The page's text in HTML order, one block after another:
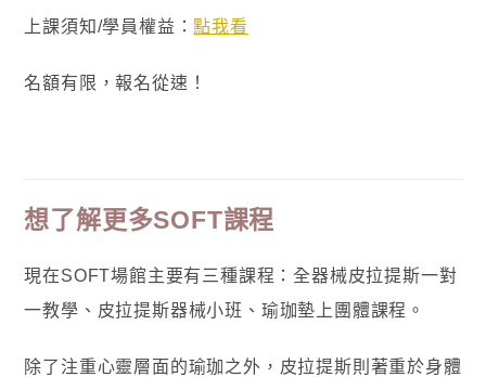
上課須知/學員權益：點我看
名額有限，報名從速！
想了解更多SOFT課程
現在SOFT場館主要有三種課程：全器械皮拉提斯一對
一教學、皮拉提斯器械小班、瑜珈墊上團體課程。
除了注重心靈層面的瑜珈之外，皮拉提斯則著重於身體